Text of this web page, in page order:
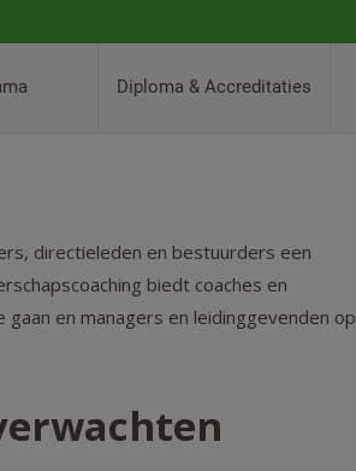
Diploma & Accreditaties
directieleden en bestuurders een
biedt coaches en
en managers en leidinggevenden op